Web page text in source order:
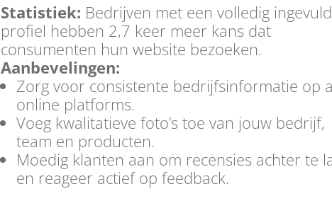
Statistiek: Bedrijven met een volledig ingevuld
profiel hebben 2,7 keer meer kans dat
consumenten hun website bezoeken.
Aanbevelingen:
Zorg voor consistente bedrijfsinformatie op
online platforms.
Voeg kwalitatieve foto’s toe van jouw bedrijf,
team en producten.
Moedig klanten aan om recensies achter te
en reageer actief op feedback.